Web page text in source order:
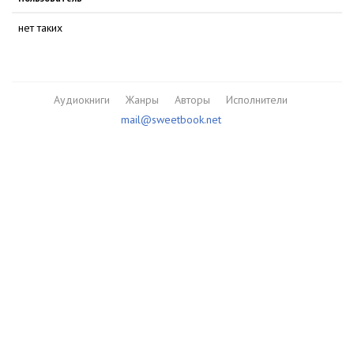
нет таких
Аудиокниги Жанры Авторы
Исполнители
mail@sweetbook.net